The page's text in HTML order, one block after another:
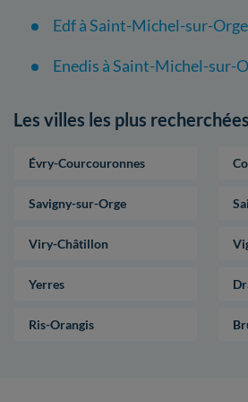
Edf à Saint-Michel-sur-Orge
Enedis à Saint-Michel-sur-
Les villes les plus recherchées
Évry-Courcouronnes
Savigny-sur-Orge
Viry-Châtillon
Yerres
Ris-Orangis